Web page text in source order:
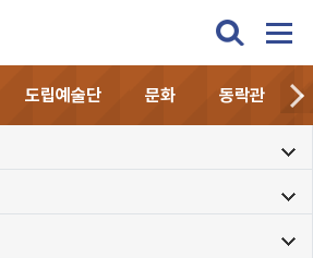
도립예술단 문화 동락관